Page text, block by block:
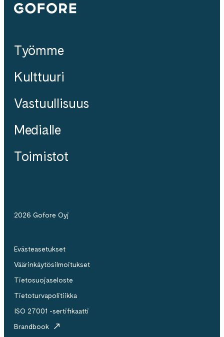
Gofore
Työmme
Kulttuuri
Vastuullisuus
Medialle
Toimistot
2026 Gofore Oyj
Evästeasetukset
Väärinkäytösilmoitukset
Tietosuojaseloste
Tietoturvapolitiikka
ISO 27001 -sertifikaatti
Brandbook